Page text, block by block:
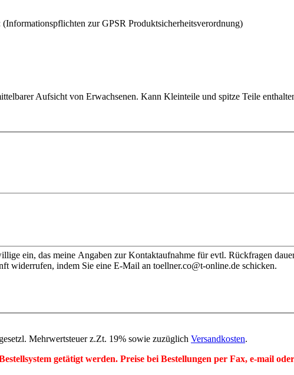
zur GPSR Produktsicherheitsverordnung)
Aufsicht von Erwachsenen. Kann Kleinteile und spitze Teile
ein, das meine Angaben zur Kontaktaufnahme für evtl. Rückfragen
indem Sie eine E-Mail an toellner.co@t-online.de schicken.
Mehrwertsteuer z.Zt. 19% sowie zuzüglich Versandkosten.
getätigt werden. Preise bei Bestellungen per Fax, e-mail